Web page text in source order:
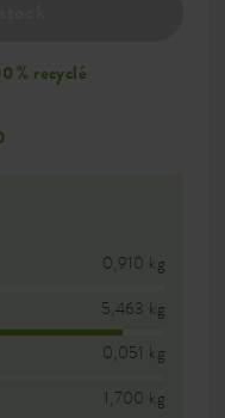
% recyclé
0,910 kg
5,463 kg
0,051 kg
1,700 kg